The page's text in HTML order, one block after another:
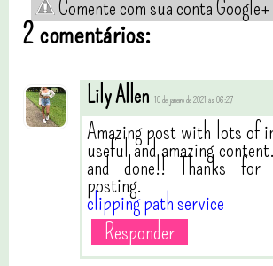
Comente com sua conta Google+
2 comentários:
Lily Allen 10 de janeiro de 2021 às 06:27
Amazing post with lots of
useful and amazing
and done!! Thanks for
posting.
clipping path service
Responder